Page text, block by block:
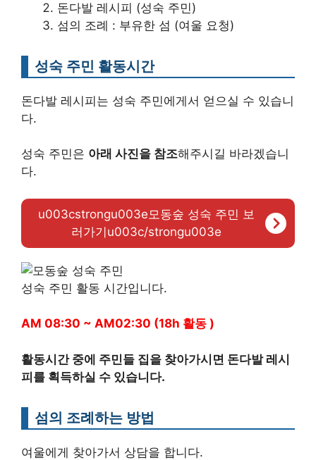
돈다발 레시피 (성숙 주민)
섬의 조례 : 부유한 섬 (여울 요청)
성숙 주민 활동시간
돈다발 레시피는 성숙 주민에게서 얻으실 수 있습니
다.
성숙 주민은 아래 사진을 참조해주시길 바라겠습니
다.
u003cstrongu003e모동숲 성숙 주민 보
러가기u003c/strongu003e
성숙 주민 활동 시간입니다.
AM 08:30 ~ AM02:30 (18h 활동 )
활동시간 중에 주민들 집을 찾아가시면 돈다발 레시
피를 획득하실 수 있습니다.
섬의 조례하는 방법
여울에게 찾아가서 상담을 합니다.